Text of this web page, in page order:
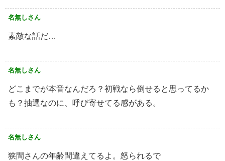
名無しさん
素敵な話だ…
名無しさん
どこまでが本音なんだろ？初戦なら倒せると思ってるか
も？抽選なのに、呼び寄せてる感がある。
名無しさん
狭間さんの年齢間違えてるよ。怒られるで